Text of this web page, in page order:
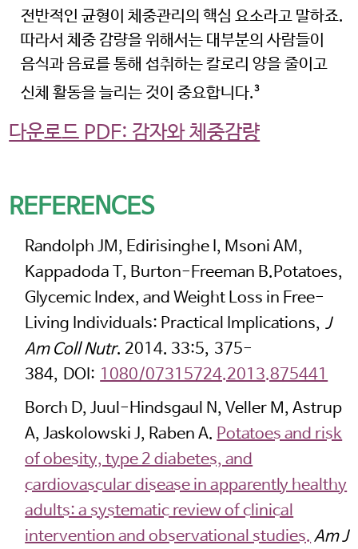
계속하려면 ‘확인’을 클릭하고, 사용
중인 potatoesusa-korea.com 으로
돌아가려면 ‘취소’를 눌러주시길
전반적인 균형이 체중관리의 핵심 요소라고 말하죠.
따라서 체중 감량을 위해서는 대부분의 사람들이
음식과 음료를 통해 섭취하는 칼로리 양을 줄이고
신체 활동을 늘리는 것이 중요합니다.3
다운로드 PDF: 감자와 체중감량
REFERENCES
Randolph JM, Edirisinghe I, Msoni AM,
Kappadoda T, Burton-Freeman B.Potatoes,
Glycemic Index, and Weight Loss in Free-
Living Individuals: Practical Implications,J
Am Coll Nutr. 2014. 33:5, 375-
384, DOI: 1080/07315724.2013.875441
Borch D, Juul-Hindsgaul N, Veller M, Astrup
A, Jaskolowski J, Raben A. Potatoes and risk
of obesity, type 2 diabetes, and
cardiovascular disease in apparently healthy
adults: a systematic review of clinical
intervention and observational studies. Am J